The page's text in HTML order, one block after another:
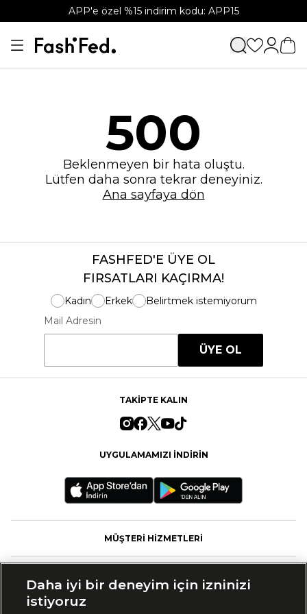
APP'e özel %15 indirim kodu: APP15
500
Beklenmeyen bir hata oluştu.
Lütfen daha sonra tekrar deneyiniz.
Ana sayfaya dön
FASHFED'E ÜYE OL
FIRSATLARI KAÇIRMA!
Kadın Erkek
Belirtmek istemiyorum
Mail Adresin
ÜYE OL
TAKİPTE KALIN
UYGULAMAMIZI İNDİRİN
MÜŞTERİ HİZMETLERİ
Daha iyi bir deneyim için izninizi
istiyoruz